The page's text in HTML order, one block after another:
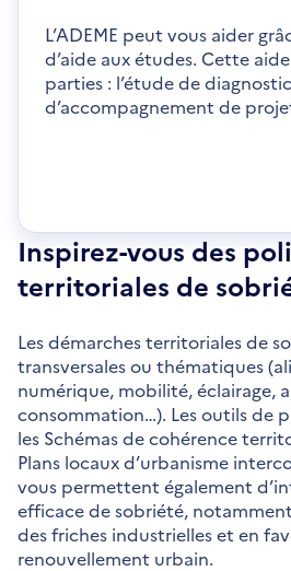
L’ADEME peut vous aider
d’aide aux études. Cette
parties : l’étude de
d’accompagnement de
Inspirez-vous des
territoriales de
Les démarches territoriales de
transversales ou thématiques
numérique, mobilité, éclairage,
consommation…). Les outils de
les Schémas de cohérence
Plans locaux d’urbanisme
vous permettent également
efficace de sobriété,
des friches industrielles et en
renouvellement urbain.